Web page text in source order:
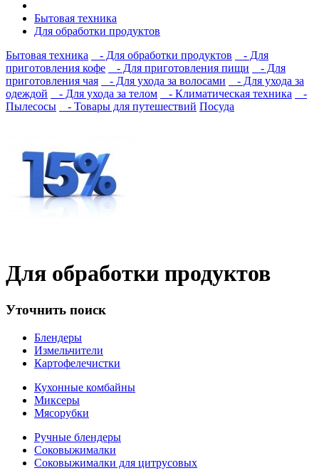
Бытовая техника
Для обработки продуктов
Бытовая техника
- Для обработки продуктов
- Для
приготовления кофе
- Для приготовления пищи
- Для
приготовления чая
- Для ухода за волосами
- Для ухода за
одеждой
- Для ухода за телом - Климатическая техника
-
Пылесосы
- Товары для путешествий Посуда
Для обработки продуктов
Уточнить поиск
Блендеры
Измельчители
Картофелечистки
Кухонные комбайны
Миксеры
Мясорубки
Ручные блендеры
Соковыжималки
Соковыжималки для цитрусовых